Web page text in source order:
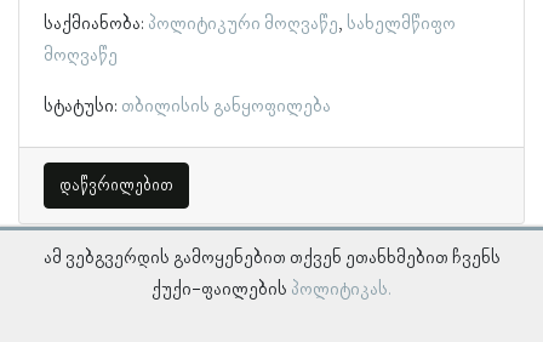
საქმიანობა: პოლიტიკური მოღვაწე სახელმწიფო
მოღვაწე
სტატუსი: თბილისის განყოფილება
დაწვრილებით
ამ ვებგვერდის გამოყენებით თქვენ ეთანხმებით ჩვენს
ქუქი-ფაილების პოლიტიკას.